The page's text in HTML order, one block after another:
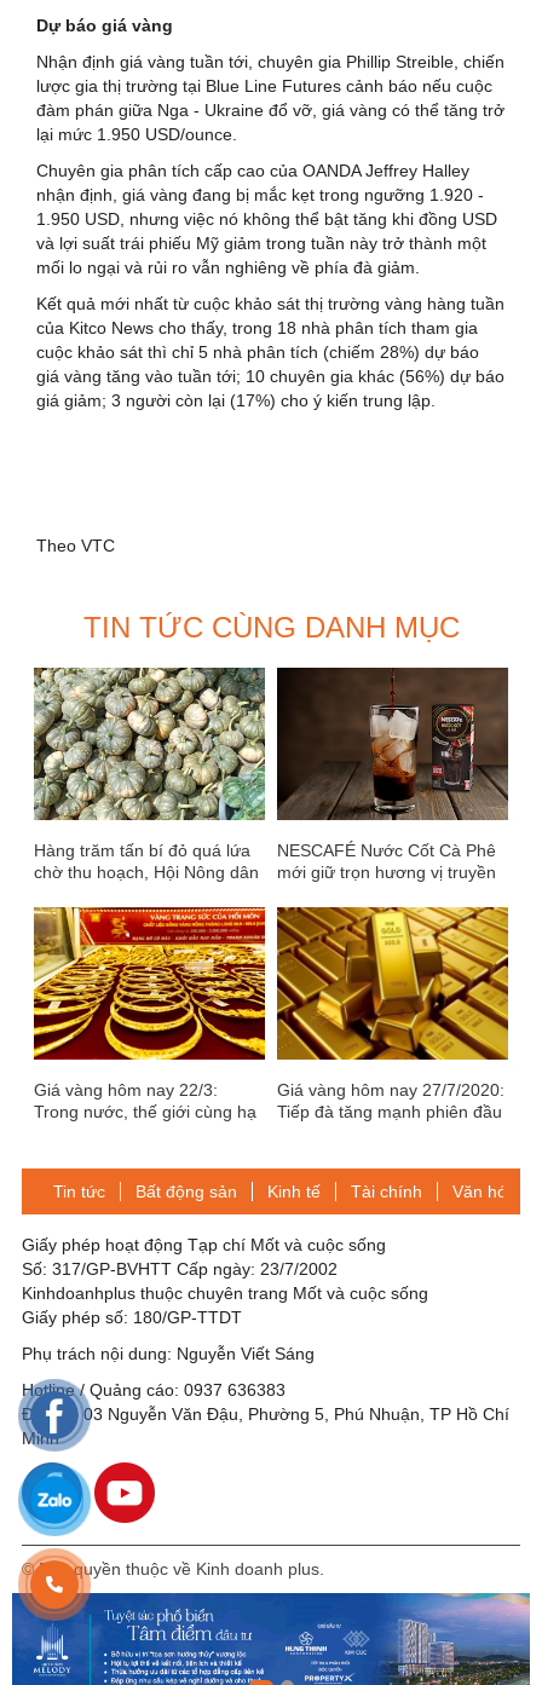
Dự báo giá vàng
Nhận định giá vàng tuần tới, chuyên gia Phillip Streible, chiến
lược gia thị trường tại Blue Line Futures cảnh báo nếu cuộc
đàm phán giữa Nga - Ukraine đổ vỡ, giá vàng có thể tăng trở
lại mức 1.950 USD/ounce.
Chuyên gia phân tích cấp cao của OANDA Jeffrey Halley
nhận định, giá vàng đang bị mắc kẹt trong ngưỡng 1.920 -
1.950 USD, nhưng việc nó không thể bật tăng khi đồng USD
và lợi suất trái phiếu Mỹ giảm trong tuần này trở thành một
mối lo ngại và rủi ro vẫn nghiêng về phía đà giảm.
Kết quả mới nhất từ cuộc khảo sát thị trường vàng hàng tuần
của Kitco News cho thấy, trong 18 nhà phân tích tham gia
cuộc khảo sát thì chỉ 5 nhà phân tích (chiếm 28%) dự báo
giá vàng tăng vào tuần tới; 10 chuyên gia khác (56%) dự báo
giá giảm; 3 người còn lại (17%) cho ý kiến trung lập.
Theo VTC
TIN TỨC CÙNG DANH MỤC
Hàng trăm tấn bí đỏ quá lứa
chờ thu hoạch, Hội Nông dân
NESCAFÉ Nước Cốt Cà Phê
mới giữ trọn hương vị truyền
Giá vàng hôm nay 22/3:
Trong nước, thế giới cùng hạ
Giá vàng hôm nay 27/7/2020:
Tiếp đà tăng mạnh phiên đầu
Tin tức Bất động sản Kinh tế Tài chính Văn hóa-
Giấy phép hoạt động Tạp chí Mốt và cuộc sống
Số: 317/GP-BVHTT Cấp ngày: 23/7/2002
Kinhdoanhplus thuộc chuyên trang Mốt và cuộc sống
Giấy phép số: 180/GP-TTDT
Phụ trách nội dung: Nguyễn Viết Sáng
Hotline / Quảng cáo: 0937 636383
Địa chỉ: 03 Nguyễn Văn Đậu, Phường 5, Phú Nhuận, TP Hồ Chí
Minh
© Bản quyền thuộc về Kinh doanh plus.